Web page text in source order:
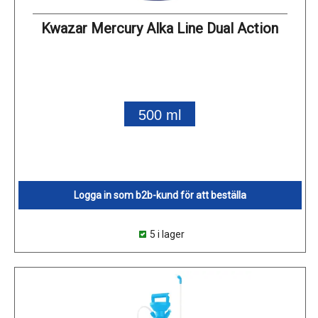
Kwazar Mercury Alka Line Dual Action
500 ml
Logga in som b2b-kund för att beställa
5 i lager